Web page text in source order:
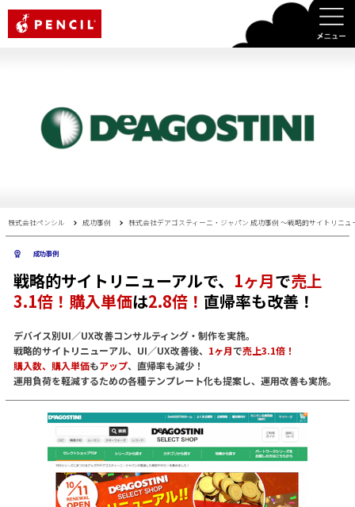
株式会社ペンシル 成功事例 株式会社デアゴスティーニ・ジャパン 成功事例 〜戦略的サイトリニ
成功事例
戦略的サイトリニューアルで、 1ヶ月で売上
3.1倍！購入単価は2.8倍！ 直帰率も改善！
デバイス別UI／UX改善コンサルティング・制作を実施。
戦略的サイトリニューアル、UI／UX改善後、 1ヶ月で売上3.1倍！
購入数、購入単価もアップ、直帰率も減少！
運用負荷を軽減するための各種テンプレート化も提案し、運用改善も実施。